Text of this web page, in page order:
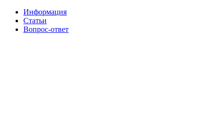
Информация
Статьи
Вопрос-ответ